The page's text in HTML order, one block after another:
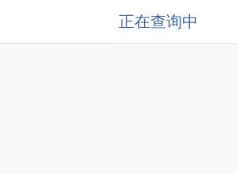
正在查询中